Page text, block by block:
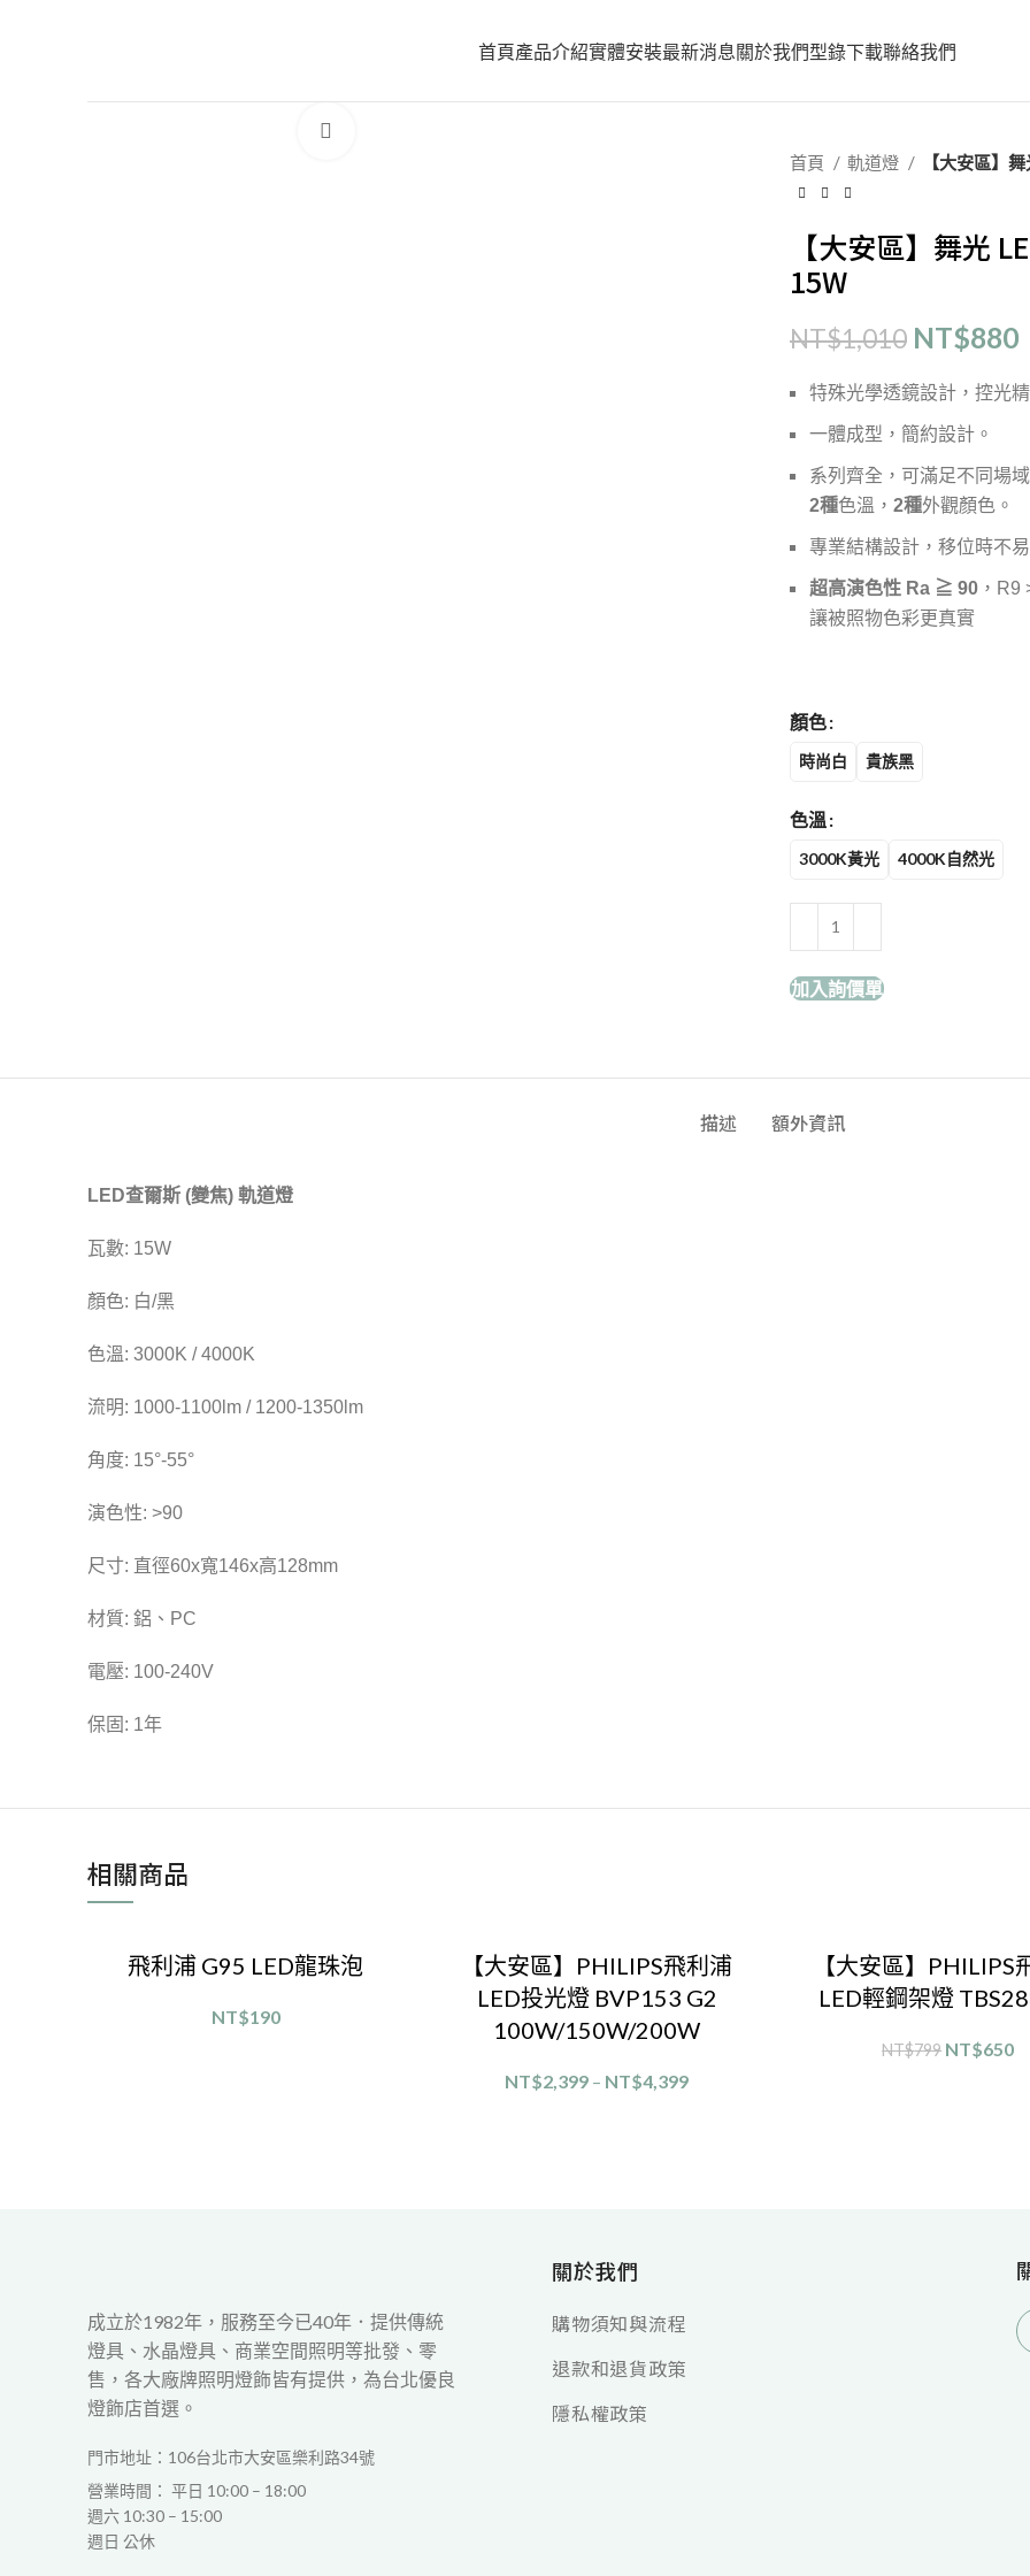
首頁產品介紹實體安裝最新消息關於我們型錄下載聯絡我們
首頁 軌道燈 【大安區】
【大安區】舞光
15W
NT$1,010 NT$880
特殊光學透鏡設計，控光
一體成型，簡約設計。
系列齊全，可滿足不同場域
2種色溫， 2種外觀顏色。
專業結構設計，移位時不易
超高演色性 Ra ≧ 90 ，R9
讓被照物色彩更真實
顏色
時尚白 貴族黑
色溫
3000K黃光 4000K自然光
加入詢價單
描述 額外資訊
LED查爾斯 (變焦) 軌道燈
瓦數: 15W
顏色: 白/黑
色溫: 3000K / 4000K
流明: 1000-1100lm / 1200-1350lm
角度: 15°-55°
演色性: >90
尺寸: 直徑60x寬146x高128mm
材質: 鋁、PC
電壓: 100-240V
保固: 1年
相關商品
飛利浦 G95 LED龍珠泡
NT$190
【大安區】PHILIPS飛利浦
LED投光燈 BVP153 G2
100W/150W/200W
NT$2,399 – NT$4,399
【大安區】PHILIPS
LED輕鋼架燈
NT$799 NT$650
成立於1982年，服務至今已40年．提供傳統
燈具、水晶燈具、商業空間照明等批發、零
售，各大廠牌照明燈飾皆有提供，為台北優良
燈飾店首選。
門市地址：106台北市大安區樂利路34號
營業時間： 平日 10:00 – 18:00
週六 10:30 – 15:00
週日 公休
關於我們
購物須知與流程
退款和退貨政策
隱私權政策